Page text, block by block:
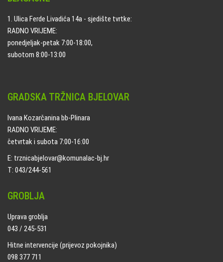
1. Ulica Ferde Livadića 14a - sjedište tvrtke:
RADNO VRIJEME:
ponedjeljak-petak 7:00-18:00,
subotom 8:00-13:00
GRADSKA TRŽNICA BJELOVAR
Ivana Kozarčanina bb-Plinara
RADNO VRIJEME:
četvrtak i subota 7:00-16:00
E: trznicabjelovar@komunalac-bj.hr
T: 043/244-561
GROBLJA
Uprava groblja
043 / 245-531
Hitne intervencije (prijevoz pokojnika)
098 377 711